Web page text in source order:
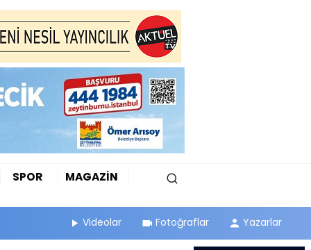
SPOR
MAGAZİN
Videolar Fotoğraflar Yazarlar